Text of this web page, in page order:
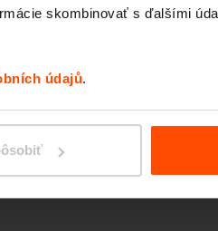
skombinovať s ďalšími
údajů.